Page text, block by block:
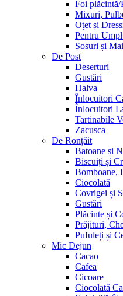
Foi plăcintă/
Mixuri,
Oțet și
Pentru
Sosuri și
De Post
Deserturi
Gustări
Halva
Înlocuitori
Înlocuitori
Tartinabile
Zacusca
De Ronțăit
Batoane și
Biscuiți și
Bomboane,
Ciocolată
Covrigei și
Gustări
Plăcinte și
Prăjituri,
Pufuleți și
Mic Dejun
Cacao
Cafea
Cicoare
Ciocolată